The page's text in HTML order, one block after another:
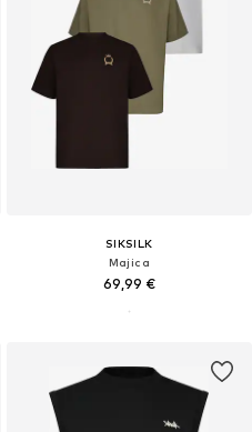
SIKSILK
Majica
69,99 €